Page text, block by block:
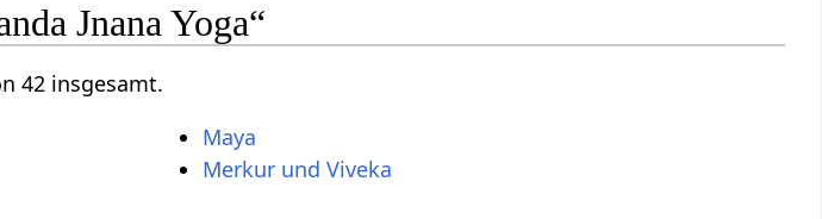
Jnana Yoga“
42 insgesamt.
Maya
Merkur und Viveka